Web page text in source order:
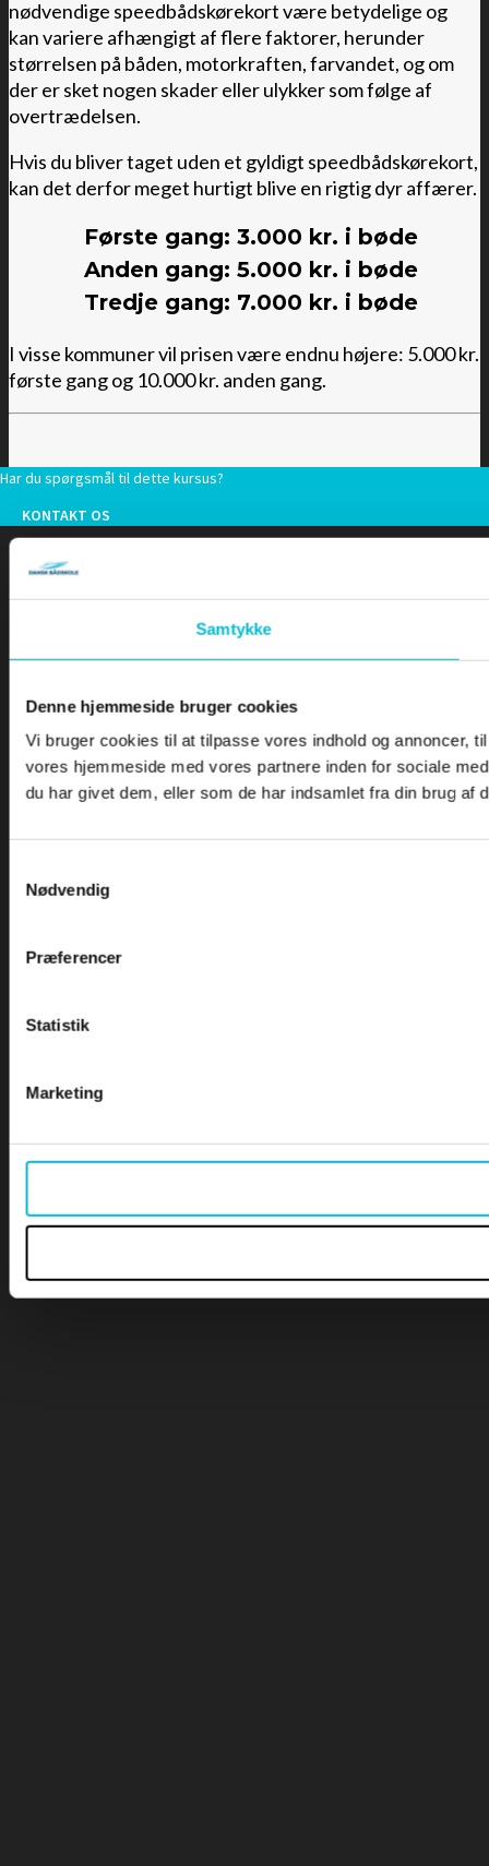
Samtykke
Denne hjemmeside bruger cookies
Vi bruger cookies til at tilpasse vores indhold og annoncer,
vores hjemmeside med vores partnere inden for sociale
du har givet dem, eller som de har indsamlet fra din brug af
Nødvendig
Præferencer
Statistik
Marketing
nødvendige speedbådskørekort være betydelige og
kan variere afhængigt af flere faktorer, herunder
størrelsen på båden, motorkraften, farvandet, og om
der er sket nogen skader eller ulykker som følge af
overtrædelsen.
Hvis du bliver taget uden et gyldigt speedbådskørekort,
kan det derfor meget hurtigt blive en rigtig dyr affærer.
Første gang: 3.000 kr. i bøde
Anden gang: 5.000 kr. i bøde
Tredje gang: 7.000 kr. i bøde
I visse kommuner vil prisen være endnu højere: 5.000 kr.
første gang og 10.000 kr. anden gang.
Har du spørgsmål til dette kursus?
KONTAKT OS
Privatlivsvilkår